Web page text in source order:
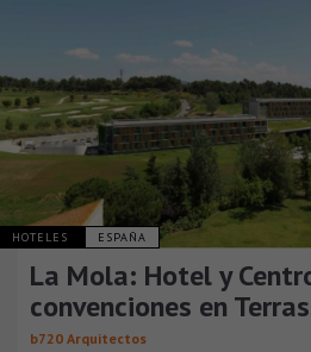
HOTELES ESPAÑA
La Mola: Hotel y
convenciones en
b720 Arquitectos